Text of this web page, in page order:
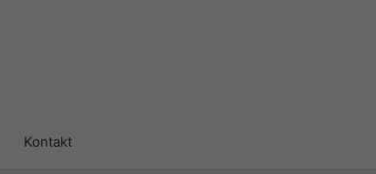
Kontakt